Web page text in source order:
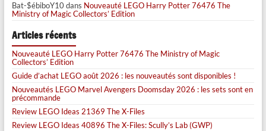
Bat-$ébiboY10dans Nouveauté LEGO Harry Potter 76476 The
Ministry of Magic Collectors’ Edition
Articles récents
Nouveauté LEGO Harry Potter 76476 The Ministry of Magic
Collectors’ Edition
Guide d’achat LEGO août 2026 : les nouveautés sont disponibles !
Nouveautés LEGO Marvel Avengers Doomsday 2026 : les sets sont en
précommande
Review LEGO Ideas 21369 The X-Files
Review LEGO Ideas 40896 The X-Files: Scully’s Lab (GWP)